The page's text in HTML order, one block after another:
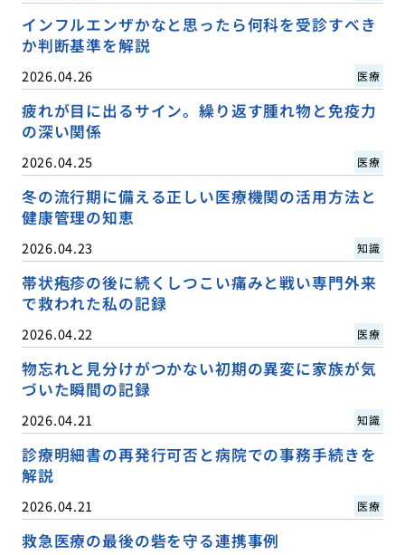
インフルエンザかなと思ったら何科を受診すべき
か判断基準を解説
2026.04.26 医療
疲れが目に出るサイン。繰り返す腫れ物と免疫力
の深い関係
2026.04.25 医療
冬の流行期に備える正しい医療機関の活用方法と
健康管理の知恵
2026.04.23 知識
帯状疱疹の後に続くしつこい痛みと戦い専門外来
で救われた私の記録
2026.04.22 医療
物忘れと見分けがつかない初期の異変に家族が気
づいた瞬間の記録
2026.04.21 知識
診療明細書の再発行可否と病院での事務手続きを
解説
2026.04.21 医療
救急医療の最後の砦を守る連携事例